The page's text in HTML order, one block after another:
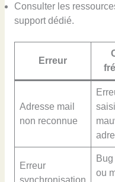
Consulter les
support dédié.
Erreur
Adresse mail
non reconnue
Erreur
synchronisation
ou